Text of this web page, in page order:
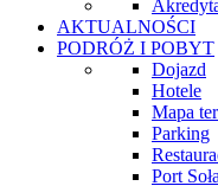
AKTUALNOŚCI
PODRÓŻ I POBYT
Dojazd
Hotele
Mapa
Parking
Port